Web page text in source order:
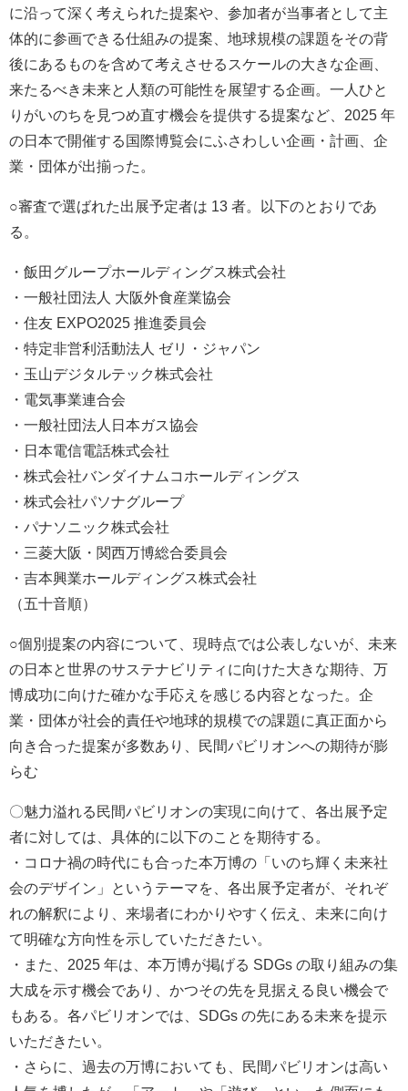
に沿って深く考えられた提案や、参加者が当事者として主
体的に参画できる仕組みの提案、地球規模の課題をその背
後にあるものを含めて考えさせるスケールの大きな企画、
来たるべき未来と人類の可能性を展望する企画。一人ひと
りがいのちを見つめ直す機会を提供する提案など、2025 年
の日本で開催する国際博覧会にふさわしい企画・計画、企
業・団体が出揃った。
○審査で選ばれた出展予定者は 13 者。以下のとおりであ
る。
・飯田グループホールディングス株式会社
・一般社団法人 大阪外食産業協会
・住友 EXPO2025 推進委員会
・特定非営利活動法人 ゼリ・ジャパン
・玉山デジタルテック株式会社
・電気事業連合会
・一般社団法人日本ガス協会
・日本電信電話株式会社
・株式会社バンダイナムコホールディングス
・株式会社パソナグループ
・パナソニック株式会社
・三菱大阪・関西万博総合委員会
・吉本興業ホールディングス株式会社
（五十音順）
○個別提案の内容について、現時点では公表しないが、未来
の日本と世界のサステナビリティに向けた大きな期待、万
博成功に向けた確かな手応えを感じる内容となった。企
業・団体が社会的責任や地球的規模での課題に真正面から
向き合った提案が多数あり、民間パビリオンへの期待が膨
らむ
〇魅力溢れる民間パビリオンの実現に向けて、各出展予定
者に対しては、具体的に以下のことを期待する。
・コロナ禍の時代にも合った本万博の「いのち輝く未来社
会のデザイン」というテーマを、各出展予定者が、それぞ
れの解釈により、来場者にわかりやすく伝え、未来に向け
て明確な方向性を示していただきたい。
・また、2025 年は、本万博が掲げる SDGs の取り組みの集
大成を示す機会であり、かつその先を見据える良い機会で
もある。各パビリオンでは、SDGs の先にある未来を提示
いただきたい。
・さらに、過去の万博においても、民間パビリオンは高い